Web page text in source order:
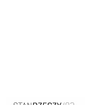
Cover image